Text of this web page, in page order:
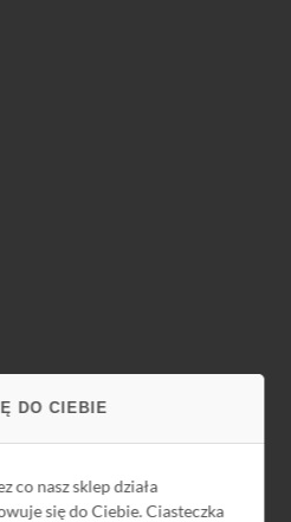
DO CIEBIE
co nasz sklep działa
się do Ciebie. Ciasteczka